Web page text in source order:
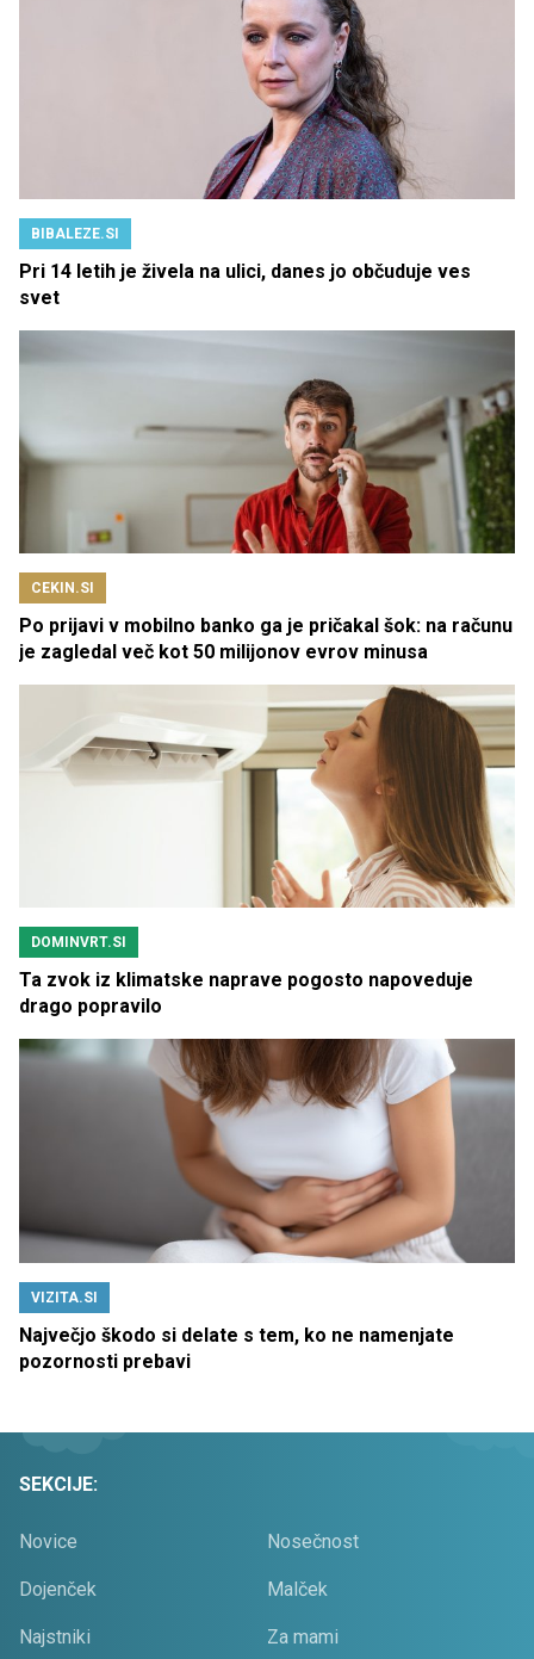
BIBALEZE.SI
Pri 14 letih je živela na ulici, danes jo občuduje ves
svet
CEKIN.SI
Po prijavi v mobilno banko ga je pričakal šok: na računu
je zagledal več kot 50 milijonov evrov minusa
DOMINVRT.SI
Ta zvok iz klimatske naprave pogosto napoveduje
drago popravilo
VIZITA.SI
Največjo škodo si delate s tem, ko ne namenjate
pozornosti prebavi
SEKCIJE:
Novice Nosečnost
Dojenček Malček
Najstniki Za mami